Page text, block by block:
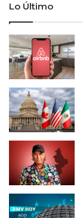
Lo Último